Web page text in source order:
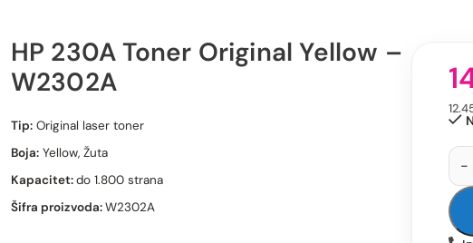
HP 230A Toner Original Yellow –
W2302A
Tip:Original laser toner
Boja:Yellow, Žuta
Kapacitet:do 1.800 strana
Šifra proizvoda:W2302A
-